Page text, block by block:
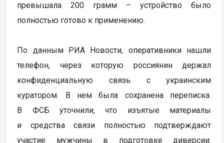
превышала 200 грамм – устройство было
полностью готово к применению.
По данным РИА Новости, оперативники нашли
телефон, через которую россиянин держал
конфиденциальную связь с украинским
куратором. В нем была сохранена переписка.
В ФСБ уточнили, что изъятые материалы
и средства связи полностью подтверждают
участие мужчины в подготовке диверсии.